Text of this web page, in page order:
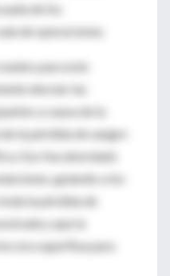
de los
de operaciones.
para este
desviar las
a causa de la
la pérdida de sangre
Eso fue abordado
guiando a los
la pérdida de
y que la
era superflua para